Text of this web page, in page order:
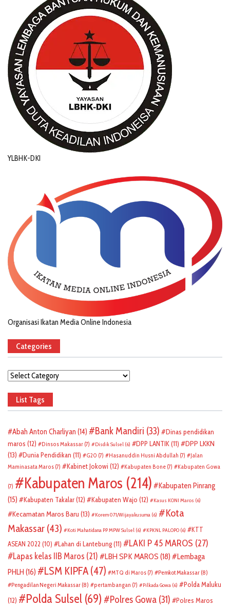
YLBHK-DKI
Organisasi Ikatan Media Online Indonesia
Categories
Categories
List Tags
Abah Anton Charliyan (14) Bank Mandiri (33)
Dinas pendidikan
maros (12) Dinsos Makassar (7) Disdik Sulsel (6) DPP LANTIK(11)
DPP LKKN
(13)
Dunia Pendidikan (11) G20 (7) Hasanuddin Husni Abdullah (7)
Jalan
Maminasata Maros (7) Kabinet Jokowi (12) Kabupaten Bone (7) Kabupaten Gowa
(7) Kabupaten Maros (214)
Kabupaten Pinrang
(15)
Kabupaten Takalar(12) Kabupaten Wajo (12) Kasus KONI Maros (6)
Kecamatan Maros Baru (13) Korem 071/Wijayakusuma (6)
Kota
Makassar (43) Koti Mahatidana PP MPW Sulsel (6) KPKNL PALOPO (6)
KTT
ASEAN 2022 (10) Lahan di Lantebung(11) LAKI P 45 MAROS (27)
Lapas kelas IIB Maros (21) LBH SPK MAROS (18)
Lembaga
PHLH (16) LSM KIPFA (47) MTQ di Maros (7) Pemkot Makassar (8)
Pengadilan Negeri Makassar (8) pertambangan (7) Pilkada Gowa (6)
Polda Maluku
(12)
Polda Sulsel (69) Polres Gowa (31)
Polres Maros